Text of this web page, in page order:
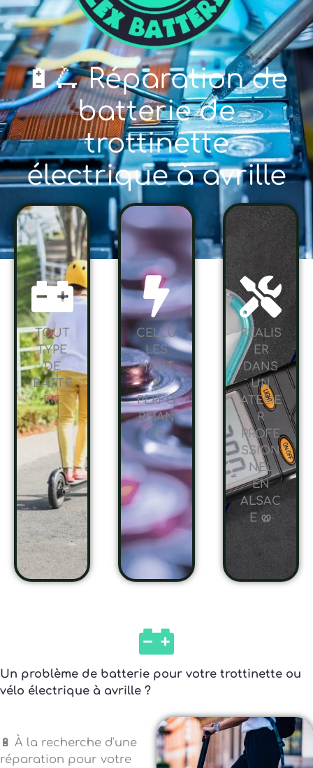
🔋🛴 Réparation de
batterie de
trottinette
électrique à avrille
TOUT
TYPE
DE
BATTE
RIE
CELLU
LES
HAUT
E
PERFO
RMAN
CE
RÉALIS
ER
DANS
UN
ATELIE
R
PROFE
SSION
NEL
EN
ALSAC
E 🥨
Un problème de batterie pour votre trottinette ou
vélo électrique à avrille ?
🔋 À la recherche d'une
réparation pour votre